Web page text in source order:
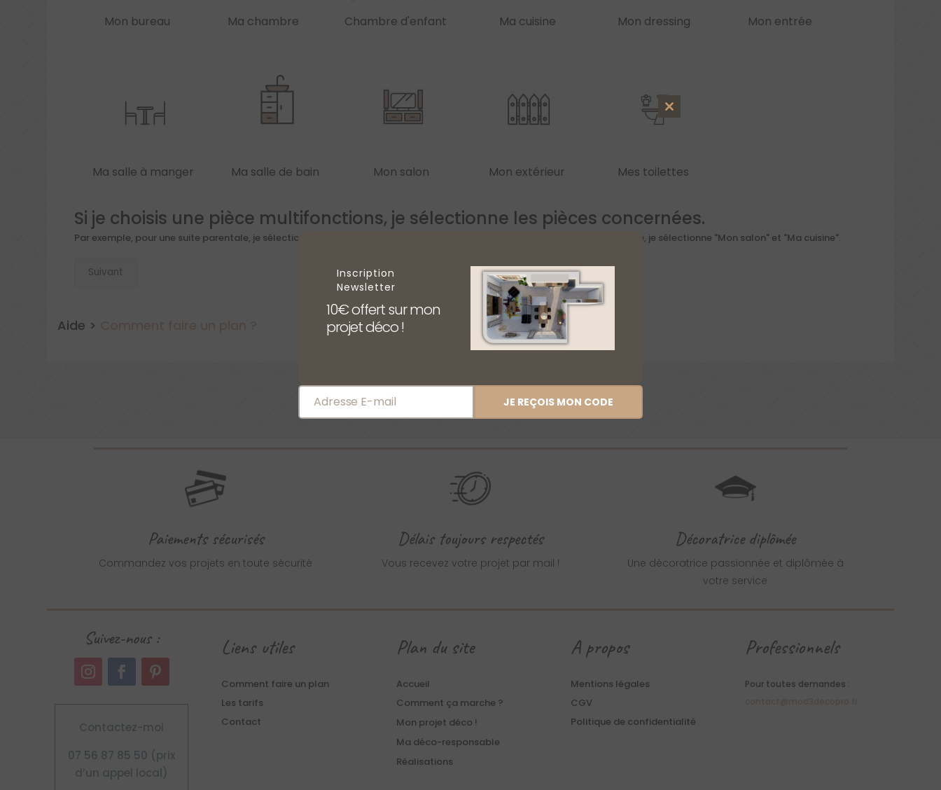
Mon bureau Ma chambre Chambre d'enfant Ma cuisine Mon dressing Mon entrée
Ma salle à manger Ma salle de bain Mon salon Mon extérieur Mes toilettes
Si je choisis une pièce multifonctions, je sélectionne les pièces concernées.
Par exemple, pour une suite parentale, je sélectionne "Ma chambre" et "ma salle de bain". Pour un salon avec cuisine ouverte, je sélectionne "Mon salon" et "Ma cuisine".
Suivant
Aide >
Paiements sécurisés
Commandez vos projets en toute sécurité
Délais toujours respectés
Vous recevez votre projet par mail !
Décoratrice diplômée
Une décoratrice passionnée et diplômée à
votre service
Suivez-nous :
Contactez-moi
07 56 87 85 50 (prix
d’un appel local)
Liens utiles
Comment faire un plan
Les tarifs
Contact
Plan du site
Accueil
Comment ça marche ?
Mon projet déco !
Ma déco-responsable
Réalisations
A propos
Mentions légales
CGV
Politique de confidentialité
Professionnels
Pour toutes demandes :
Close
Inscription
Newsletter
10€ offert sur mon
projet déco !
Email
Adresse E-mail JE REÇOIS MON CODE